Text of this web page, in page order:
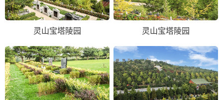
灵山宝塔陵园 灵山宝塔陵园